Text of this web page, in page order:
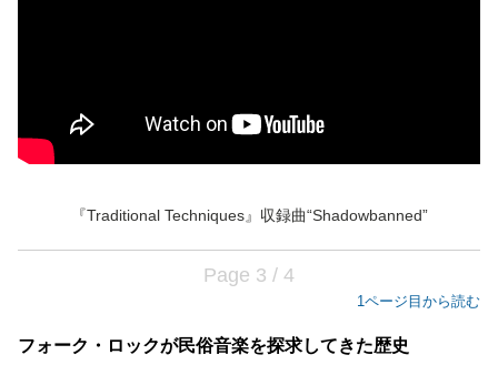
『Traditional Techniques』収録曲“Shadowbanned”
Page 3 / 4
1ページ目から読む
フォーク・ロックが民俗音楽を探求してきた歴史